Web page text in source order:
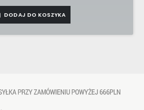
DODAJ DO KOSZYKA